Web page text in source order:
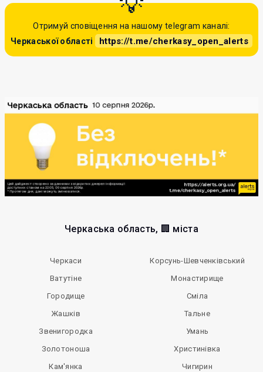
Отримуй сповіщення на нашому telegram каналі:
Черкаської області
https://t.me/cherkasy_open_alerts
Черкаська область, 🏢 міста
Черкаси
Ватутіне
Городище
Жашків
Звенигородка
Золотоноша
Кам'янка
Корсунь-Шевченківський
Монастирище
Сміла
Тальне
Умань
Христинівка
Чигирин